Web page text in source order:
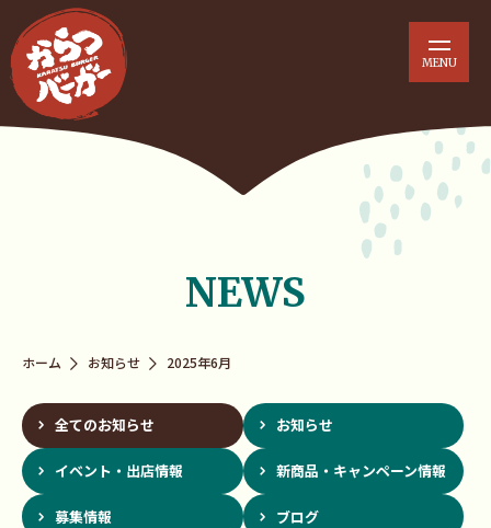
NEWS
ホーム お知らせ 2025年6月
全てのお知らせ お知らせ
イベント・出店情報 新商品・キャンペーン情報
募集情報 ブログ